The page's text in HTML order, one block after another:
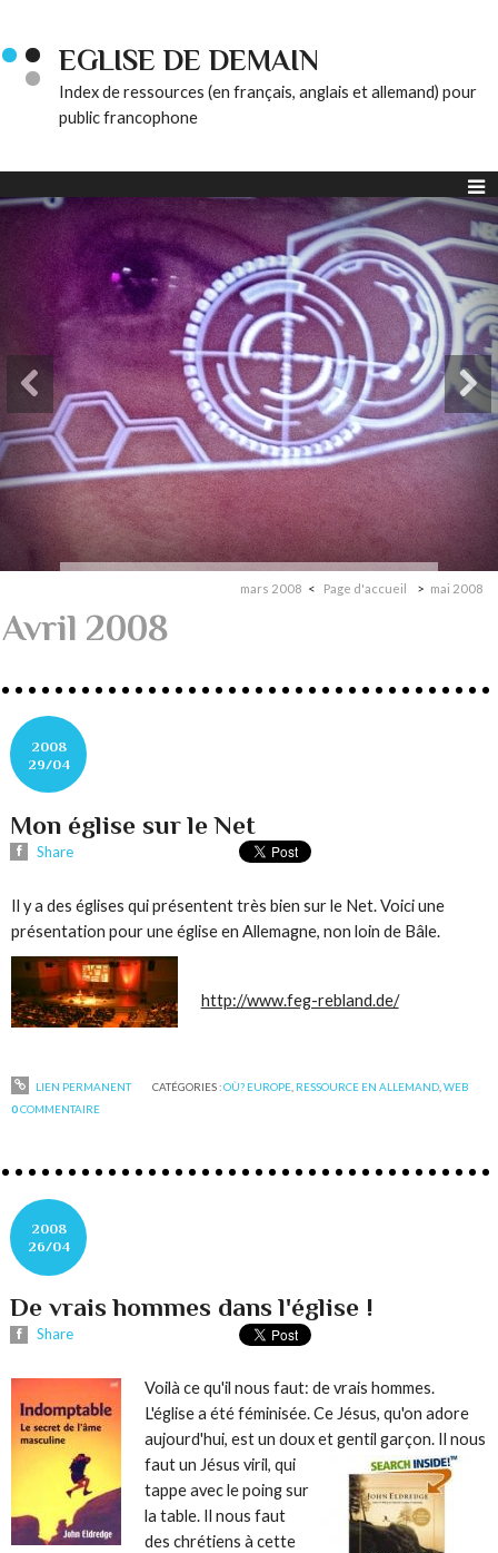
EGLISE DE DEMAIN
Index de ressources (en français, anglais et allemand) pour
public francophone
mars 2008 Page d'accueil mai 2008
Avril 2008
2008
29/04
Mon église sur le Net
Share
Il y a des églises qui présentent très bien sur le Net. Voici une
présentation pour une église en Allemagne, non loin de Bâle.
http://www.feg-rebland.de/
LIEN PERMANENT CATÉGORIES :OÙ? EUROPE, RESSOURCE EN ALLEMAND, WEB
0COMMENTAIRE
2008
26/04
De vrais hommes dans l'église !
Share
Voilà ce qu'il nous faut: de vrais hommes.
L'église a été féminisée. Ce Jésus, qu'on adore
aujourd'hui, est un doux et gentil garçon. Il nous
fautun Jésus viril, qui
tappe avec le poing sur
la table. Il nous faut
des chrétiens à cette